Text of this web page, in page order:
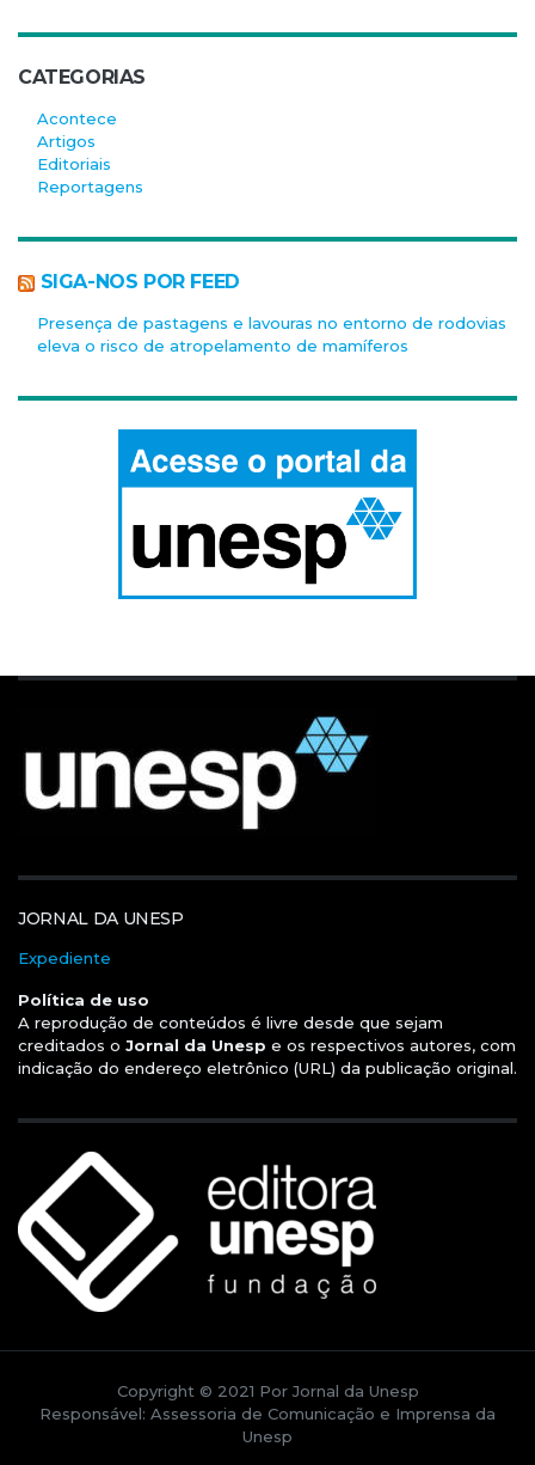
CATEGORIAS
Acontece
Artigos
Editoriais
Reportagens
SIGA-NOS POR FEED
Presença de pastagens e lavouras no entorno de rodovias
eleva o risco de atropelamento de mamíferos
JORNAL DA UNESP
Expediente
Política de uso
A reprodução de conteúdos é livre desde que sejam
creditados o Jornal da Unesp e os respectivos autores, com
indicação do endereço eletrônico (URL) da publicação original.
Copyright © 2021 Por Jornal da Unesp
Responsável: Assessoria de Comunicação e Imprensa da
Unesp